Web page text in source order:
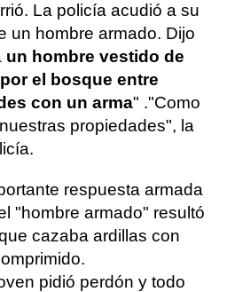
La policía acudió a su
un hombre armado. Dijo
un hombre vestido de
el bosque entre
con un arma" ."Como
propiedades", la
respuesta armada
"hombre armado" resultó
cazaba ardillas con
pidió perdón y todo